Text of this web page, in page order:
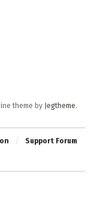
theme by Jegtheme.
Support Forum